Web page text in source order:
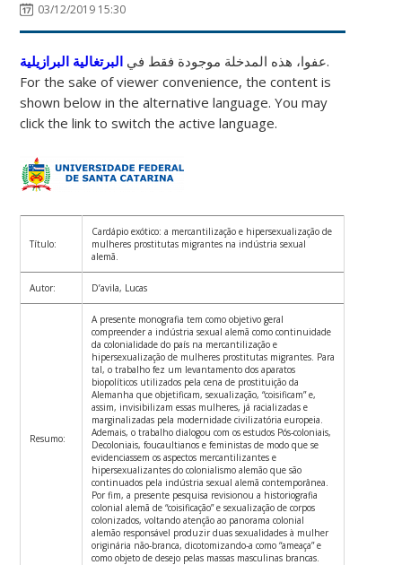
03/12/2019 15:30
عفوا، هذه المدخلة موجودة فقط في البرتغالية البرازيلية
.
For the sake of viewer convenience, the content is
shown below in the alternative language. You may
click the link to switch the active language.
Título:
Cardápio exótico: a mercantilização e hipersexualização de
mulheres prostitutas migrantes na indústria sexual
alemã.
Autor: D’avila, Lucas
Resumo:
A presente monografia tem como objetivo geral
compreender a indústria sexual alemã como continuidade
da colonialidade do país na mercantilização e
hipersexualização de mulheres prostitutas migrantes. Para
tal, o trabalho fez um levantamento dos aparatos
biopolíticos utilizados pela cena de prostituição da
Alemanha que objetificam, sexualização, “coisificam” e,
assim, invisibilizam essas mulheres, já racializadas e
marginalizadas pela modernidade civilizatória europeia.
Ademais, o trabalho dialogou com os estudos Pós-coloniais,
Decoloniais, foucaultianos e feministas de modo que se
evidenciassem os aspectos mercantilizantes e
hipersexualizantes do colonialismo alemão que são
continuados pela indústria sexual alemã contemporânea.
Por fim, a presente pesquisa revisionou a historiografia
colonial alemã de “coisificação” e sexualização de corpos
colonizados, voltando atenção ao panorama colonial
alemão responsável produzir duas sexualidades à mulher
originária não-branca, dicotomizando-a como “ameaça” e
como objeto de desejo pelas massas masculinas brancas.